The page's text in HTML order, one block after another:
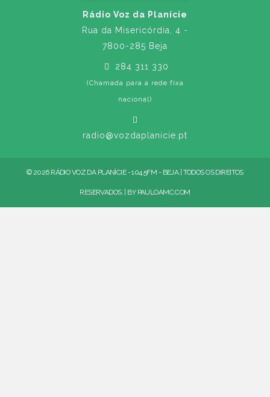
Rádio Voz da Planície
Rua da Misericórdia, 4 -
7800-285 Beja
284 311 330
(Chamada para a rede fixa
nacional)
radio@vozdaplanicie.pt
© 2026 RÁDIO VOZ DA PLANÍCIE - 104.5FM - BEJA | TODOS OS DIREITOS
RESERVADOS. | BY PAULOAMC.COM